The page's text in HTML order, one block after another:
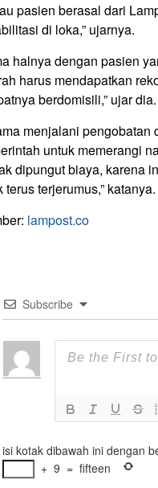
pasien berasal dari
di loka,” ujarnya.
halnya dengan pasien
harus mendapatkan
berdomisili,” ujar dia.
menjalani pengobatan
untuk memerangi
dipungut biaya, karena
terus terjerumus,” katanya.
lampost.co
Subscribe
isi kotak dibawah ini dengan
+ 9 = fifteen